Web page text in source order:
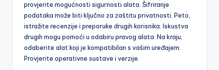
provjerite mogućnosti sigurnosti alata. Šifriranje
podataka može biti ključno za zaštitu privatnosti. Peto,
istražite recenzije i preporuke drugih korisnika. Iskustva
drugih mogu pomoći u odabiru pravog alata. Na kraju,
odaberite alat koji je kompatibilan s vašim uređajem.
Provjerite operativne sustave i verzije.